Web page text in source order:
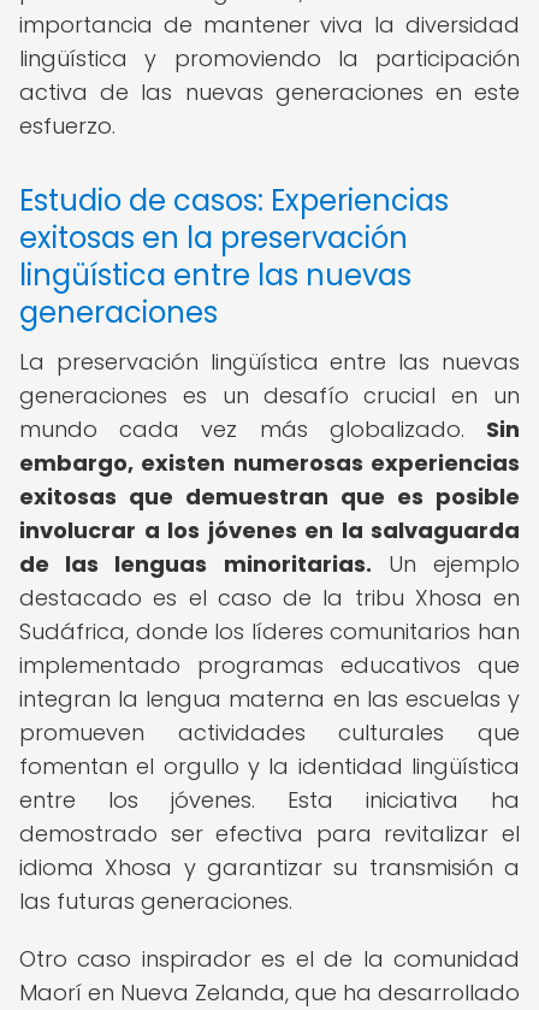
importancia de mantener viva la diversidad
lingüística y promoviendo la participación
activa de las nuevas generaciones en este
esfuerzo.
Estudio de casos: Experiencias
exitosas en la preservación
lingüística entre las nuevas
generaciones
La preservación lingüística entre las nuevas
generaciones es un desafío crucial en un
mundo cada vez más globalizado. Sin
embargo, existen numerosas experiencias
exitosas que demuestran que es posible
involucrar a los jóvenes en la salvaguarda
de las lenguas minoritarias. Un ejemplo
destacado es el caso de la tribu Xhosa en
Sudáfrica, donde los líderes comunitarios han
implementado programas educativos que
integran la lengua materna en las escuelas y
promueven actividades culturales que
fomentan el orgullo y la identidad lingüística
entre los jóvenes. Esta iniciativa ha
demostrado ser efectiva para revitalizar el
idioma Xhosa y garantizar su transmisión a
las futuras generaciones.
Otro caso inspirador es el de la comunidad
Maorí en Nueva Zelanda, que ha desarrollado